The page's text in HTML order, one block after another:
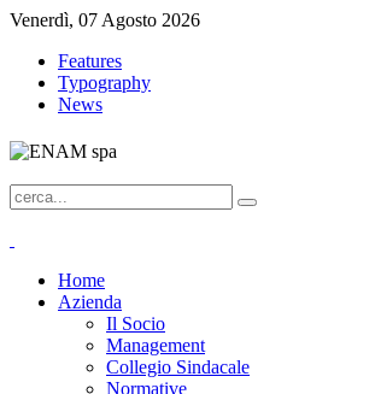
Venerdì, 07 Agosto 2026
Features
Typography
News
Home
Azienda
Il Socio
Management
Collegio Sindacale
Normative